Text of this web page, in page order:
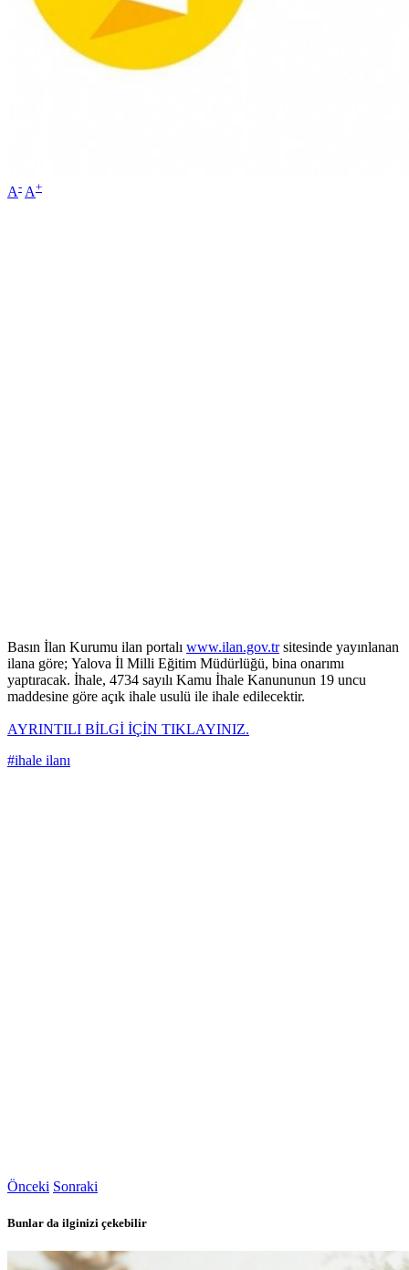
A- A+
Basın İlan Kurumu ilan portalı www.ilan.gov.trsitesinde yayınlanan
ilana göre; Yalova İl Milli Eğitim Müdürlüğü, bina onarımı
yaptıracak. İhale, 4734 sayılı Kamu İhale Kanununun 19 uncu
maddesine göre açık ihale usulü ile ihale edilecektir.
AYRINTILI BİLGİ İÇİN TIKLAYINIZ.
#ihale ilanı
Önceki Sonraki
Bunlar da ilginizi çekebilir